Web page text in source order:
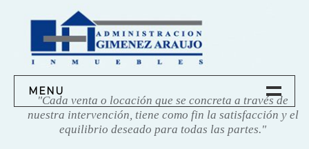
contenido
"Cada venta o locación que se concreta a través de
nuestra intervención, tiene como fin la satisfacción y el
equilibrio deseado para todas las partes."
MENU